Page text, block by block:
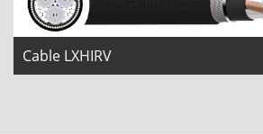
Cable LXHIRV